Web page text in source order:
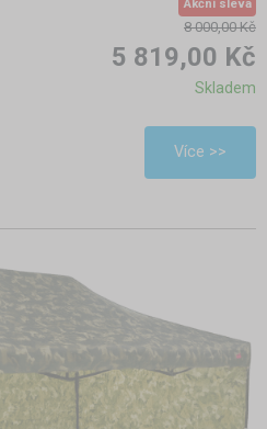
Akční sleva
8 000,00 Kč
5 819,00 Kč
Skladem
Více >>